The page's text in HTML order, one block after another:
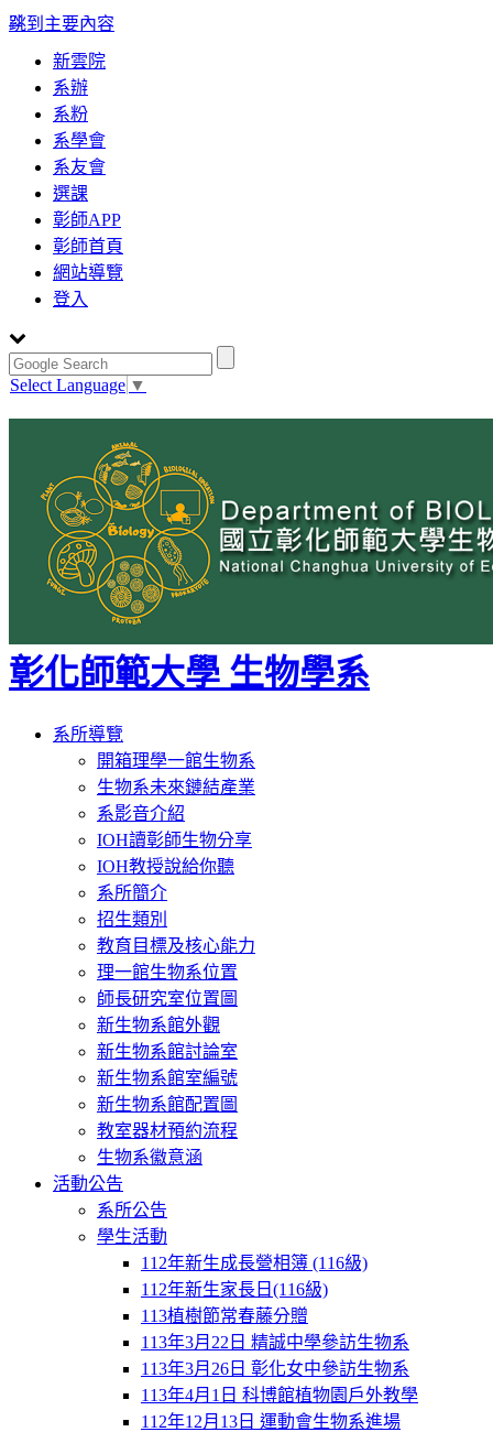
跳到主要內容
:::
新雲院
系辦
系粉
系學會
系友會
選課
彰師APP
彰師首頁
網站導覽
登入
Select Language ▼
彰化師範大學 生物學系
Toggle
navigation
系所導覽
開箱理學一館生物系
生物系未來鏈結產業
系影音介紹
IOH讀彰師生物分享
IOH教授說給你聽
系所簡介
招生類別
教育目標及核心能力
理一館生物系位置
師長研究室位置圖
新生物系館外觀
新生物系館討論室
新生物系館室編號
新生物系館配置圖
教室器材預約流程
生物系徽意涵
活動公告
系所公告
學生活動
112年新生成長營相簿 (116級)
112年新生家長日(116級)
113植樹節常春藤分贈
113年3月22日 精誠中學參訪生物系
113年3月26日 彰化女中參訪生物系
113年4月1日 科博館植物園戶外教學
112年12月13日 運動會生物系進場